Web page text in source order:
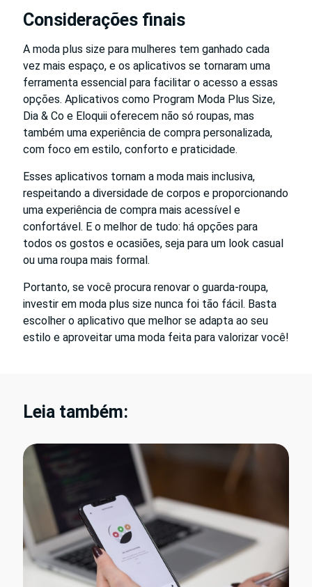
Considerações finais
A moda plus size para mulheres tem ganhado cada
vez mais espaço, e os aplicativos se tornaram uma
ferramenta essencial para facilitar o acesso a essas
opções. Aplicativos como Program Moda Plus Size,
Dia & Co e Eloquii oferecem não só roupas, mas
também uma experiência de compra personalizada,
com foco em estilo, conforto e praticidade.
Esses aplicativos tornam a moda mais inclusiva,
respeitando a diversidade de corpos e proporcionando
uma experiência de compra mais acessível e
confortável. E o melhor de tudo: há opções para
todos os gostos e ocasiões, seja para um look casual
ou uma roupa mais formal.
Portanto, se você procura renovar o guarda-roupa,
investir em moda plus size nunca foi tão fácil. Basta
escolher o aplicativo que melhor se adapta ao seu
estilo e aproveitar uma moda feita para valorizar você!
Leia também: